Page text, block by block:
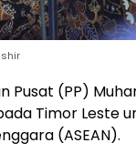
Pusat (PP)
Timor Leste
(ASEAN).